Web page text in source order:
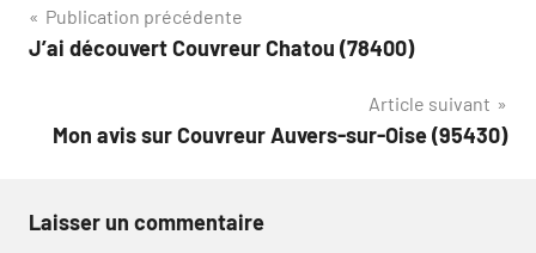
Navigation
de
Publication précédente
J’ai découvert Couvreur Chatou (78400)
Article suivant
Mon avis sur Couvreur Auvers-sur-Oise (95430)
Laisser un commentaire